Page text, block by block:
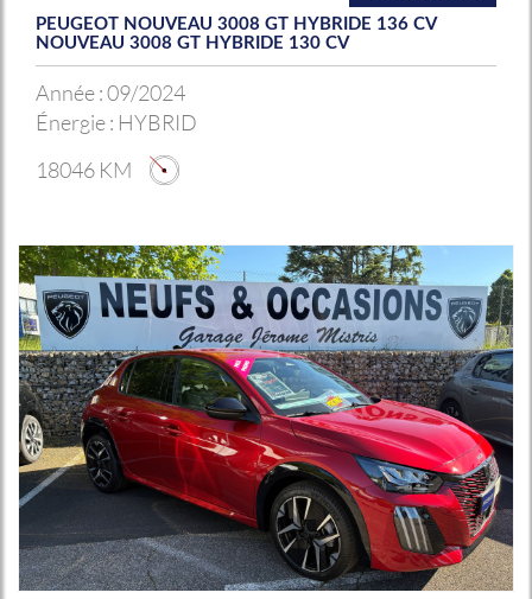
PEUGEOT NOUVEAU 3008 GT HYBRIDE 136 CV
NOUVEAU 3008 GT HYBRIDE 130 CV
Année :09/2024
Énergie : HYBRID
18046 KM